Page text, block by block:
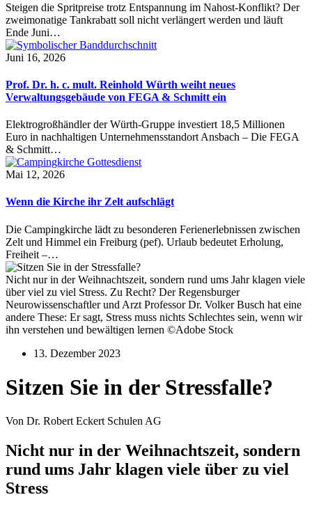
Steigen die Spritpreise trotz Entspannung im Nahost-Konflikt? Der
zweimonatige Tankrabatt soll nicht verlängert werden und läuft
Ende Juni…
Juni 16, 2026
Prof. Dr. h. c. mult. Reinhold Würth weiht neues
Verwaltungsgebäude von FEGA & Schmitt ein
Elektrogroßhändler der Würth-Gruppe investiert 18,5 Millionen
Euro in nachhaltigen Unternehmensstandort Ansbach – Die FEGA
& Schmitt…
Mai 12, 2026
Wenn die Kirche ihr Zelt aufschlägt
Die Campingkirche lädt zu besonderen Ferienerlebnissen zwischen
Zelt und Himmel ein Freiburg (pef). Urlaub bedeutet Erholung,
Freiheit –…
Nicht nur in der Weihnachtszeit, sondern rund ums Jahr klagen viele
über viel zu viel Stress. Zu Recht? Der Regensburger
Neurowissenschaftler und Arzt Professor Dr. Volker Busch hat eine
andere These: Er sagt, Stress muss nichts Schlechtes sein, wenn wir
ihn verstehen und bewältigen lernen ©Adobe Stock
13. Dezember 2023
Sitzen Sie in der Stressfalle?
Von Dr. Robert Eckert Schulen AG
Nicht nur in der Weihnachtszeit, sondern
rund ums Jahr klagen viele über zu viel
Stress